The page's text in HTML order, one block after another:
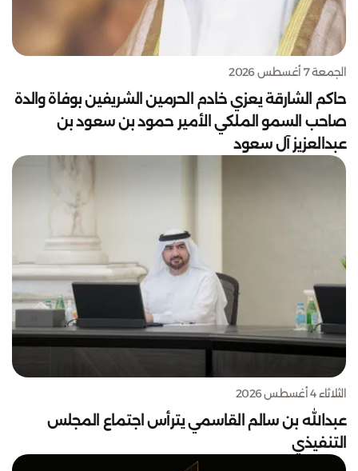
الجمعة 7 أغسطس 2026
حاكم الشارقة يعزي خادم الحرمين الشريفين بوفاة والدة
صاحب السمو الملكي الأمير حمود بن سعود بن
عبدالعزيز آل سعود
الثلاثاء 4 أغسطس 2026
عبدالله بن سالم القاسمي يترأس اجتماع المجلس
التنفيذي